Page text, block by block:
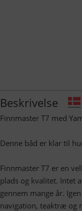
Beskrivelse
Finnmaster T7 med
Denne båd er klar til
Finnmaster T7 er en
plads og kvalitet. Intet
gennem mange år.
navigation, teaktræ og